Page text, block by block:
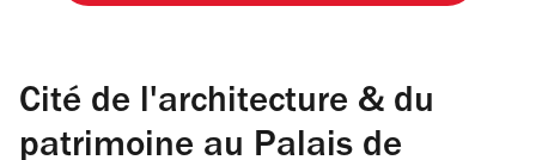
Cité de l'architecture & du
patrimoine au Palais de